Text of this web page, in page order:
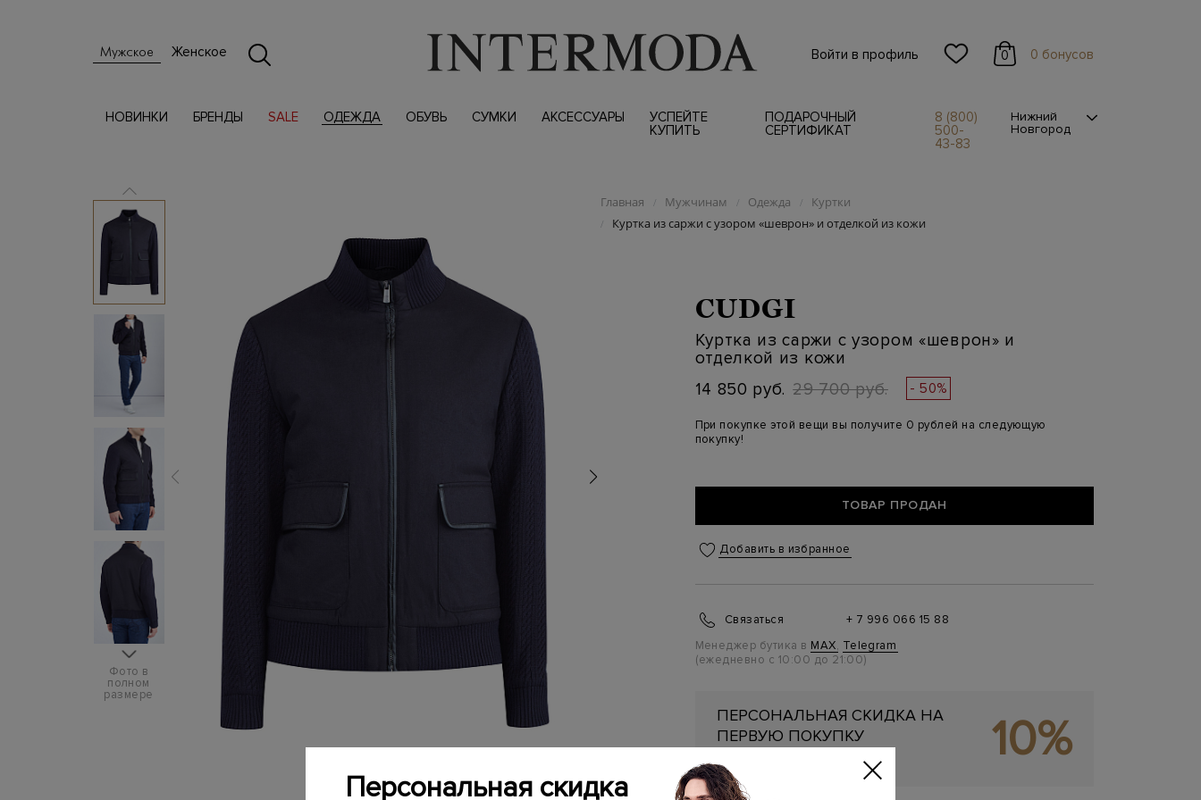
Мужское Женское Войти в профиль 0 0 бонусов
НОВИНКИ БРЕНДЫ SALE ОДЕЖДА ОБУВЬ СУМКИ АКСЕССУАРЫ
УСПЕЙТЕ
КУПИТЬ
ПОДАРОЧНЫЙ
СЕРТИФИКАТ
8 (800)
500-
43-83
Нижний
Новгород
Фото в
полном
размере
Главная / Мужчинам / Одежда / Куртки
/ Куртка из саржи с узором «шеврон» и отделкой из кожи
CUDGI
Куртка из саржи с узором «шеврон» и
отделкой из кожи
14 850 руб. 29 700 руб. - 50%
При покупке этой вещи вы получите 0 рублей на следующую
покупку!
ТОВАР ПРОДАН
Добавить в избранное
Связаться
+ 7 996 066 15 88
Менеджер бутика в MAX, Telegram
(ежедневно с 10:00 до 21:00)
ПЕРСОНАЛЬНАЯ СКИДКА НА
ПЕРВУЮ ПОКУПКУ
Подробнее 10%
Персональная скидка